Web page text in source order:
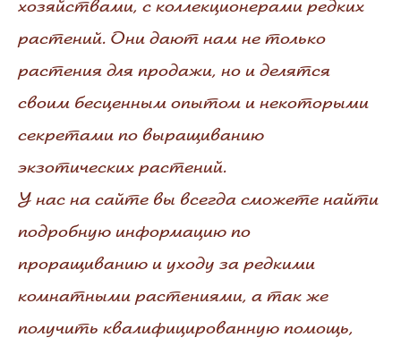
хозяйствами, с коллекционерами редких
растений. Они дают нам не только
растения для продажи, но и делятся
своим бесценным опытом и некоторыми
секретами по выращиванию
экзотических растений.
У нас на сайте вы всегда сможете найти
подробную информацию по
проращиванию и уходу за редкими
комнатными растениями, а так же
получить квалифицированную помощь,